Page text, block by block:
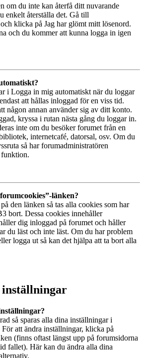
om du inte kan återfå ditt nuvarande
enkelt återställa det. Gå till
klicka på Jag har glömt mitt lösenord.
och du kommer att kunna logga in igen
i Logga in mig automatiskt när du loggar
att hållas inloggad för en viss tid.
någon annan använder sig av ditt konto.
kryssa i rutan nästa gång du loggar in.
inte om du besöker forumet från en
internetcafé, datorsal, osv. Om du
så har forumadministratören
länken?
den länken så tas alla cookies som har
bort. Dessa cookies innehåller
dig inloggad på forumet och håller
du läst och inte läst. Om du har problem
logga ut så kan det hjälpa att ta bort alla
så sparas alla dina inställningar i
För att ändra inställningar, klicka på
(finns oftast längst upp på forumsidorna
fallet). Här kan du ändra alla dina